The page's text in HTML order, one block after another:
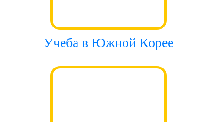
Учеба в Южной Корее